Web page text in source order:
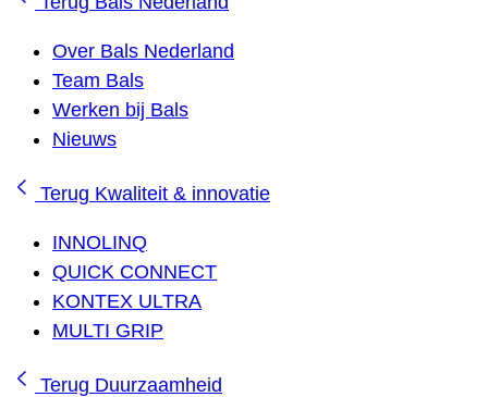
Over Bals Nederland
Team Bals
Werken bij Bals
Nieuws
Terug Kwaliteit & innovatie
INNOLINQ
QUICK CONNECT
KONTEX ULTRA
MULTI GRIP
Terug Duurzaamheid